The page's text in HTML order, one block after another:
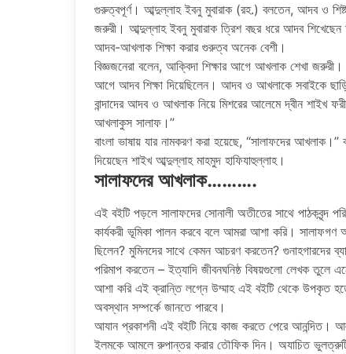
গুরুত্বপূর্ণ। আব্দুল্লাহ ইবনু মুবারাক (রহ.) বলতেন, আদব ও
জরুরী। আব্দুল্লাহ ইবনু মুবারাক ত্রিশ বছর ধরে আদব শিখেছেন
আদব-আখলাক শিক্ষা করার গুরুত্ব অনেক বেশী।
বিজ্ঞজনেরা বলেন, আক্বিদা শিক্ষার আগে আখলাক শেখা
আগে আদব শিক্ষা দিয়েছিলেন। আদব ও আখলাকে সবাইকে
বান্দাদের আদব ও আখলাক নিয়ে মিশরের আলেমে দ্বীন শাইখ
আখলাকুস সালাফ।”
বাংলা ভাষায় যার নামকরণ করা হয়েছে, “সালাফদের আখলাক।”
দিয়েছেন শাইখ আব্দুল্লাহ মাহমুদ হাফিযাহুল্লাহ।
সালাফদের আখলাক……….
এই বইটি পড়লে সালাফদের সোনালী অতীতের সাথে পাঠকবৃন্দ
কার্যকরী ভূমিকা পালন করবে বলে আমরা আশা করি। সালাফগণ
ছিলেন? মুমিনদের সাথে কেমন আচরণ করতেন? গুনাহগারদের
পরিমাপ করতেন – ইত্যাদি জীবনঘনিষ্ঠ বিষয়গুলো লেখক তুলে
আশা করি এই ক্রান্তি লগ্নে উম্মাহ এই বইটি থেকে উপকৃত
অবস্থান সম্পর্কে জানতে পারবে।
আযান প্রকাশনী এই বইটি নিয়ে কাজ করতে পেরে আনন্দিত।
ইলমকে আমলে রুপান্তর করার তৌফিক দিন। অযাচিত